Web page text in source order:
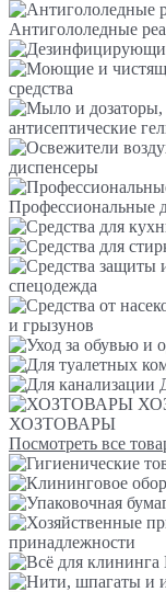
Антигололедные
средства
антисептические
диспенсеры
Профессиональные
спецодежда
и грызунов
ХОЗТОВАРЫ
Посмотреть все
принадлежности